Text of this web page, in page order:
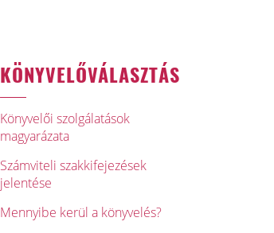
KÖNYVELŐVÁLASZTÁS
Könyvelői szolgálatások
magyarázata
Számviteli szakkifejezések
jelentése
Mennyibe kerül a könyvelés?